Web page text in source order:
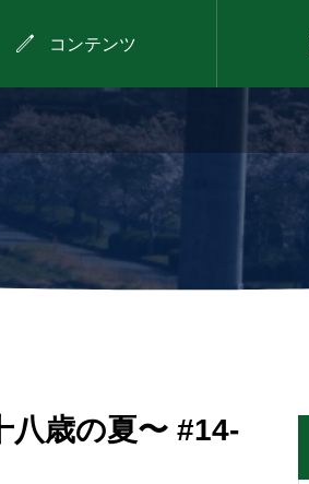
 コンテンツ
2026年8月9日
八歳の夏〜 #14-